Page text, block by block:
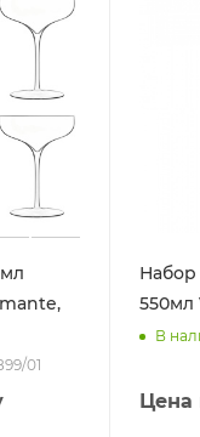
01
Набор
550мл
В
Цена